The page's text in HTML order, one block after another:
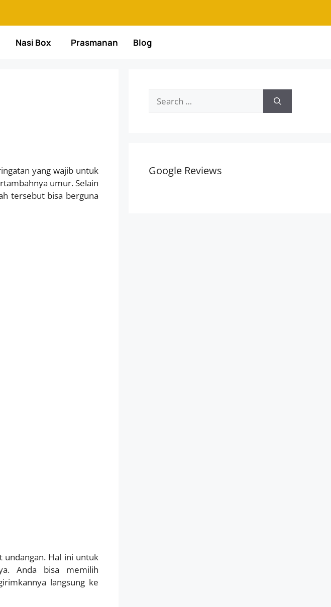
Nasi Box Prasmanan Blog
yang wajib untuk
umur. Selain
tersebut bisa berguna
undangan. Hal ini untuk
Anda bisa memilih
langsung ke
Google Reviews